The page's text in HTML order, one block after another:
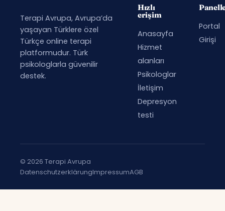
Terapi Avrupa, Avrupa’da
yaşayan Türklere özel
Türkçe online terapi
platformudur. Türk
psikologlarla güvenilir
destek.
Hızlı
erişim
Anasayfa
Hizmet
alanları
Psikologlar
İletişim
Depresyon
testi
Portal
Girişi
© 2026 Terapi Avrupa
DatenschutzerklärungImpressumAGB